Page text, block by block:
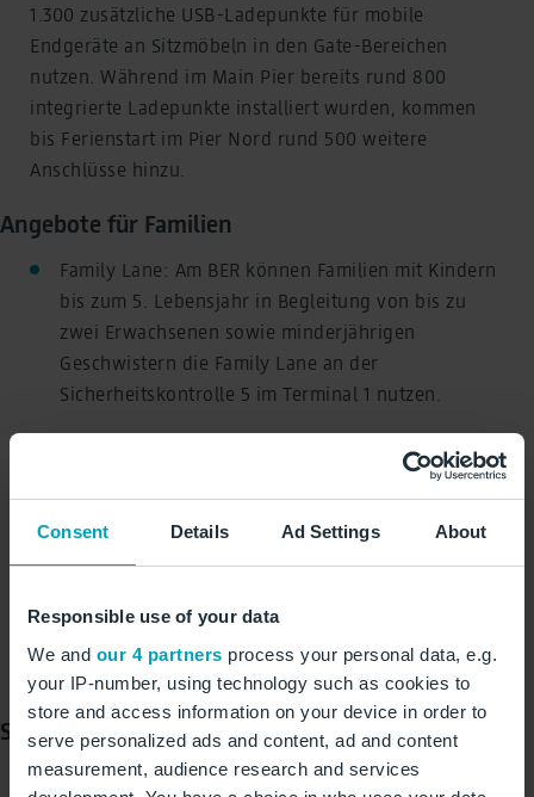
Consent Details Ad Settings About
Responsible use of your data
We and our 4 partners process your personal data, e.g.
your IP-number, using technology such as cookies to
store and access information on your device in order to
serve personalized ads and content, ad and content
measurement, audience research and services
1.300 zusätzliche USB-Ladepunkte für mobile
Endgeräte an Sitzmöbeln in den Gate-Bereichen
nutzen. Während im Main Pier bereits rund 800
integrierte Ladepunkte installiert wurden, kommen
bis Ferienstart im Pier Nord rund 500 weitere
Anschlüsse hinzu.
Angebote für Familien
Family Lane: Am BER können Familien mit Kindern
bis zum 5. Lebensjahr in Begleitung von bis zu
zwei Erwachsenen sowie minderjährigen
Geschwistern die Family Lane an der
Sicherheitskontrolle 5 im Terminal 1 nutzen.
Buggys aufgeben: Eigene Kinderwagen und
Buggys, die zusammengeklappt die Höhe von 25
cm überschreiten, müssen Reisende am Schalter
für Groß- und Sperrgepäck aufgeben. Für den
Transport zum Abflug-Gate können sie sich
Terminals 1 und 2 ausleihen.
family.berlin-airport.de/
Schneller durch die Sicherheitskontrolle
Die Kontrollbereiche 1 und 5 im Terminal 1 sowie der